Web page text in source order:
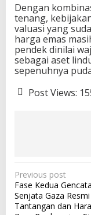
Dengan
tenang,
valuasi yang
harga emas
pendek dinilai
sebagai aset
sepenuhnya
Post Views:
P
o
s
Previous post
Fase Kedua
Senjata Gaza
Tantangan dan